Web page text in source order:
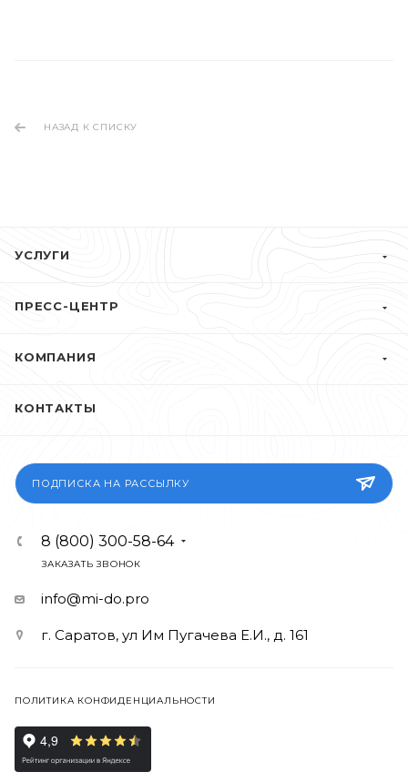
НАЗАД К СПИСКУ
УСЛУГИ
ПРЕСС-ЦЕНТР
КОМПАНИЯ
КОНТАКТЫ
ПОДПИСКА НА РАССЫЛКУ
8 (800) 300-58-64
ЗАКАЗАТЬ ЗВОНОК
info@mi-do.pro
г. Саратов, ул Им Пугачева Е.И., д. 161
ПОЛИТИКА КОНФИДЕНЦИАЛЬНОСТИ